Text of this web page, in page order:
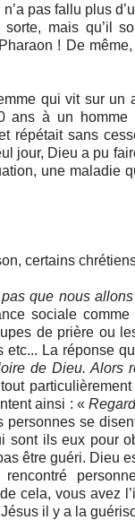
pas fallu plus
sorte, mais qu’il
! De
qui vit sur un
ans à un
répétait sans
jour, Dieu a pu
une maladie
certains
que nous allons
sociale
de prière ou
etc... La réponse
de Dieu. Alors
ainsi : «
personnes se
sont ils eux pour
être guéri. Dieu
rencontré
cela, vous avez
il y a la